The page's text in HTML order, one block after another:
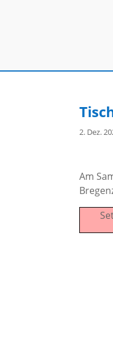
2. Dez.
Am